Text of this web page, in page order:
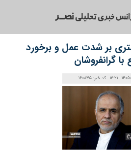
بر شدت عمل و برخورد
با گرانفروشان
خبر: 160835